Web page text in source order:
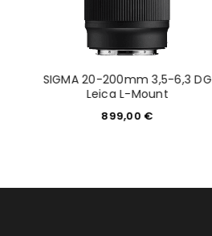
SIGMA 20-200mm 3,5-6,3 DG
Leica L-Mount
899,00 €